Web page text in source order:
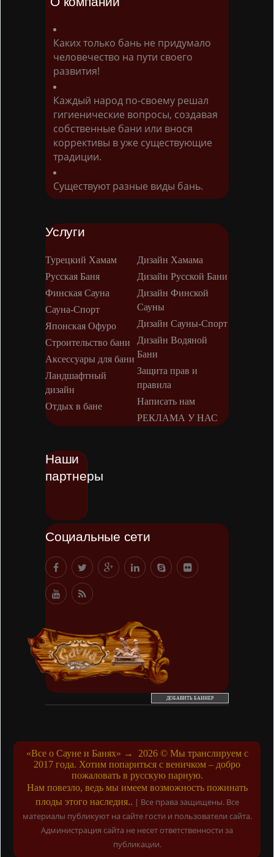
Каких только бань не придумало
человечество на пути своего
развития!
Каждый народ по-своему решал
гигиенические вопросы, создавая
собственные бани или внося
коррективы в уже существующие
традиции.
Существуют разные виды бань.
Услуги
Турецкий Хамам
Русская Баня
Финская Сауна
Сауна-Спорт
Японская Офуро
Строительство бани
Аксессуары для бани
Ландшафтный
дизайн
Отдых в бане
Дизайн Хамама
Дизайн Русской Бани
Дизайн Финской
Сауны
Дизайн Сауны-Спорт
Дизайн Водяной
Бани
Защита прав и
правила
Написать нам
РЕКЛАМА У НАС
Наши
партнеры
Социальные сети
ДОБАВИТЬ БАННЕР
«Все о Сауне и Банях» → 2026© Мы транслируем с
2017 года. Хотим попариться с веничком – добро
пожаловать в русскую парную.
Нам повезло, ведь мы имеем возможность пожинать
плоды этого наследия.. | Все права защищены. Все
материалы публикуют на сайте гости и пользователи сайта.
Администрация сайта не несет ответственности за
публикации.